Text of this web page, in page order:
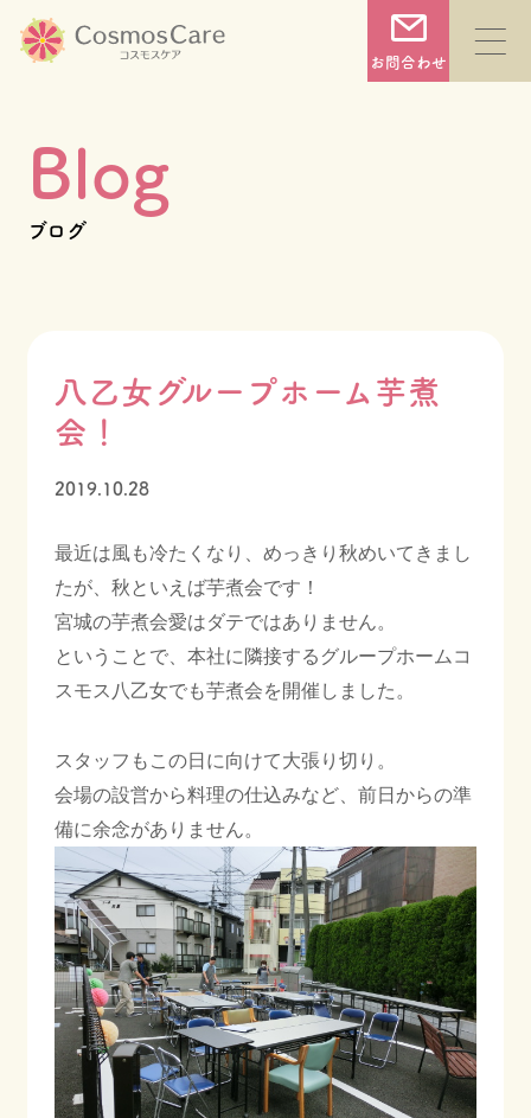
お問合わせ
サービス一覧
会社情報
お知らせ
022-347-3811
月〜金 8:30〜17:30
ご相談・お問合わせ
Blog
ブログ
八乙女グループホーム芋煮
会！
2019.10.28
最近は風も冷たくなり、めっきり秋めいてきまし
たが、秋といえば芋煮会です！
宮城の芋煮会愛はダテではありません。
ということで、本社に隣接するグループホームコ
スモス八乙女でも芋煮会を開催しました。
スタッフもこの日に向けて大張り切り。
会場の設営から料理の仕込みなど、前日からの準
備に余念がありません。